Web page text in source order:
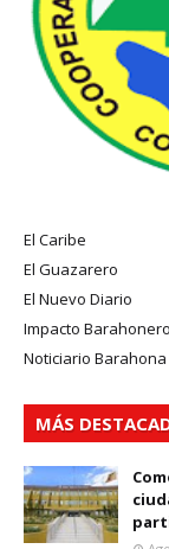
El Caribe
El Guazarero
El Nuevo Diario
Impacto Barahonero
Noticiario Barahona
MÁS